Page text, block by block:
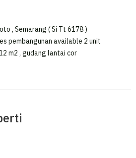
, Semarang ( Si Tt 6178 )
pembangunan available 2 unit
m2 , gudang lantai cor